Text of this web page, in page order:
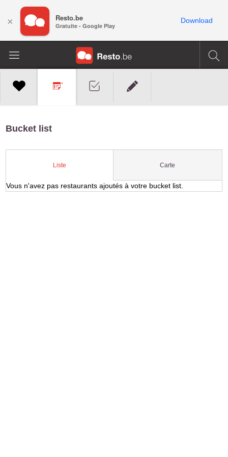
Bucket list
Liste Carte
Vous n'avez pas restaurants ajoutés à votre bucket list.
× Resto.be
Gratuite - Google Play
Download